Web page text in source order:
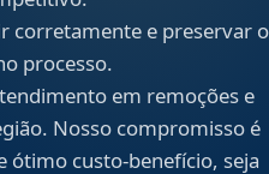
corretamente e preservar o
processo.
em remoções e
Nosso compromisso é
ótimo custo-benefício, seja